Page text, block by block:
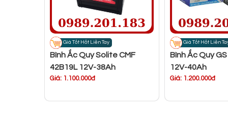
Giá Tốt Hốt Liền Tay
Bình Ắc Quy Solite CMF
42B19L 12V-38Ah
Giá: 1.100.000đ
Giá Tốt Hốt Liền
Bình Ắc Quy
12V-40Ah
Giá: 1.200.000đ